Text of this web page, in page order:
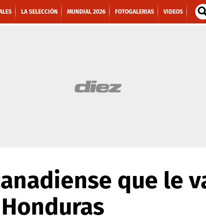
LA SELECCIÓN MUNDIAL 2026 FOTOGALERIAS VIDEOS
que le